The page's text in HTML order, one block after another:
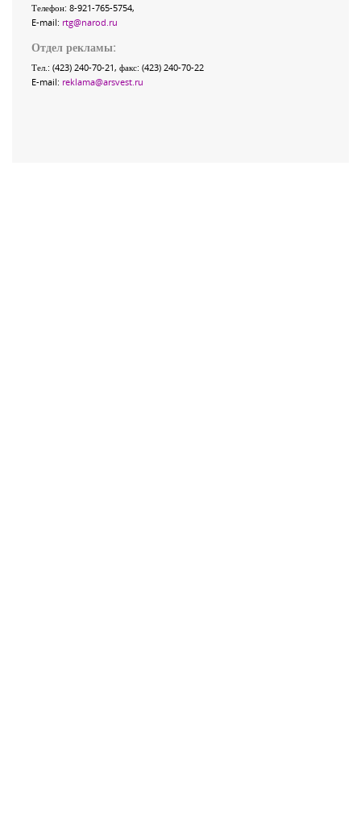
Телефон: 8-921-765-5754,
E-mail: rtg@narod.ru
Отдел рекламы:
Тел.: (423) 240-70-21, факс: (423) 240-70-22
E-mail: reklama@arsvest.ru